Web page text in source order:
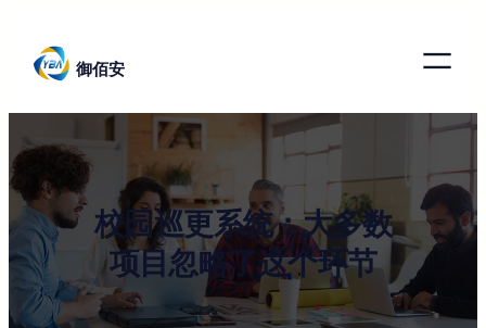
御佰安
校园巡更系统：大多数
项目忽略了这个环节